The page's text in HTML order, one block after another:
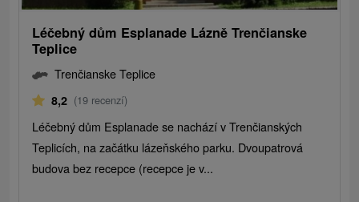
Léčebný dům Esplanade Lázně Trenčianske
Teplice
Trenčianske Teplice
8,2 (19 recenzí)
Léčebný dům Esplanade se nachází v Trenčianských
Teplicích, na začátku lázeňského parku. Dvoupatrová
budova bez recepce (recepce je v...